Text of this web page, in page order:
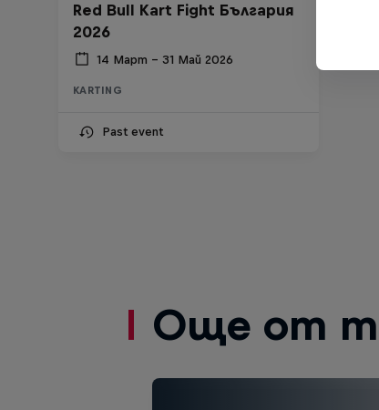
Red Bull Kart Fight България
2026
14 Март – 31 Май 2026
KARTING
Past event
Още от